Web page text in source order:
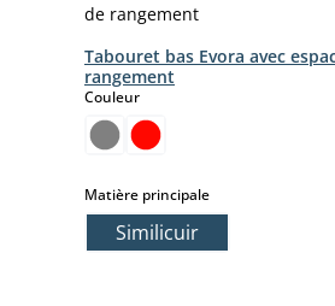
Tabouret bas Evora avec
rangement
Couleurselect
Matière principaleselect
Similicuir